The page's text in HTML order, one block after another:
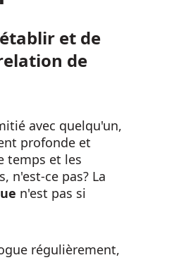
et de
de
avec quelqu'un,
profonde et
temps et les
n'est-ce pas? La
n'est pas si
régulièrement,